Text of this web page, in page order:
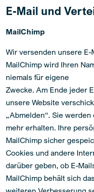
E-Mail und
MailChimp
Wir versenden unsere
MailChimp wird Ihren
niemals für eigene
Zwecke. Am Ende jeder
unsere Website
„Abmelden“. Sie
mehr erhalten. Ihre
MailChimp sicher
Cookies und andere
darüber geben, ob E-
MailChimp behält sich